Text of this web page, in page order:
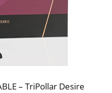
– TriPollar Desire